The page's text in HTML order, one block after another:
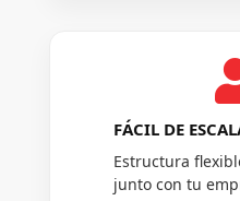
FÁCIL DE
Estructura
junto con tu